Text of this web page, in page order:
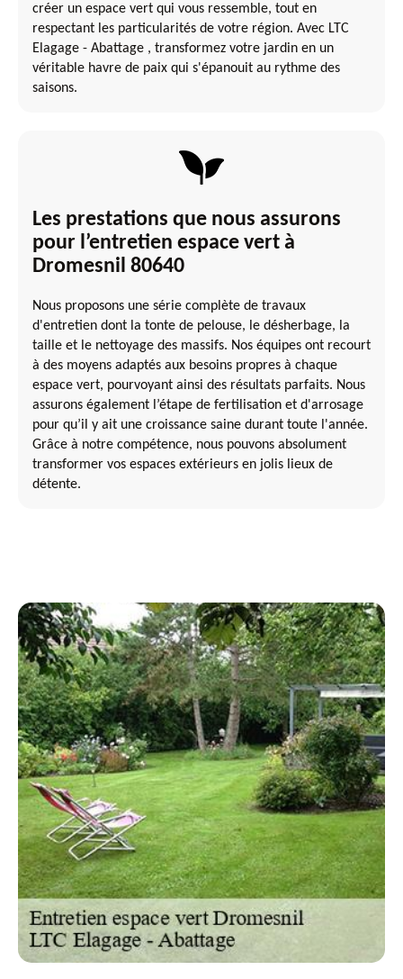
créer un espace vert qui vous ressemble, tout en
respectant les particularités de votre région. Avec LTC
Elagage - Abattage , transformez votre jardin en un
véritable havre de paix qui s'épanouit au rythme des
saisons.
Les prestations que nous assurons
pour l’entretien espace vert à
Dromesnil 80640
Nous proposons une série complète de travaux
d'entretien dont la tonte de pelouse, le désherbage, la
taille et le nettoyage des massifs. Nos équipes ont recourt
à des moyens adaptés aux besoins propres à chaque
espace vert, pourvoyant ainsi des résultats parfaits. Nous
assurons également l’étape de fertilisation et d'arrosage
pour qu’il y ait une croissance saine durant toute l'année.
Grâce à notre compétence, nous pouvons absolument
transformer vos espaces extérieurs en jolis lieux de
détente.